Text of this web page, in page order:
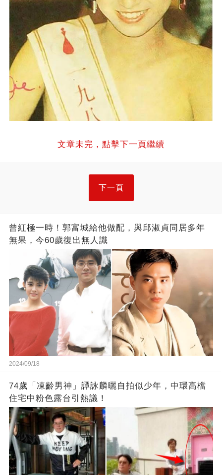
文章未完，點擊下一頁繼續
下一頁
曾紅極一時！郭富城給他做配，與邱淑貞同居多年
無果，今60歲復出無人識
2024/09/18
74歲「凍齡男神」譚詠麟曬自拍似少年，中環高檔
住宅中粉色露台引熱議！